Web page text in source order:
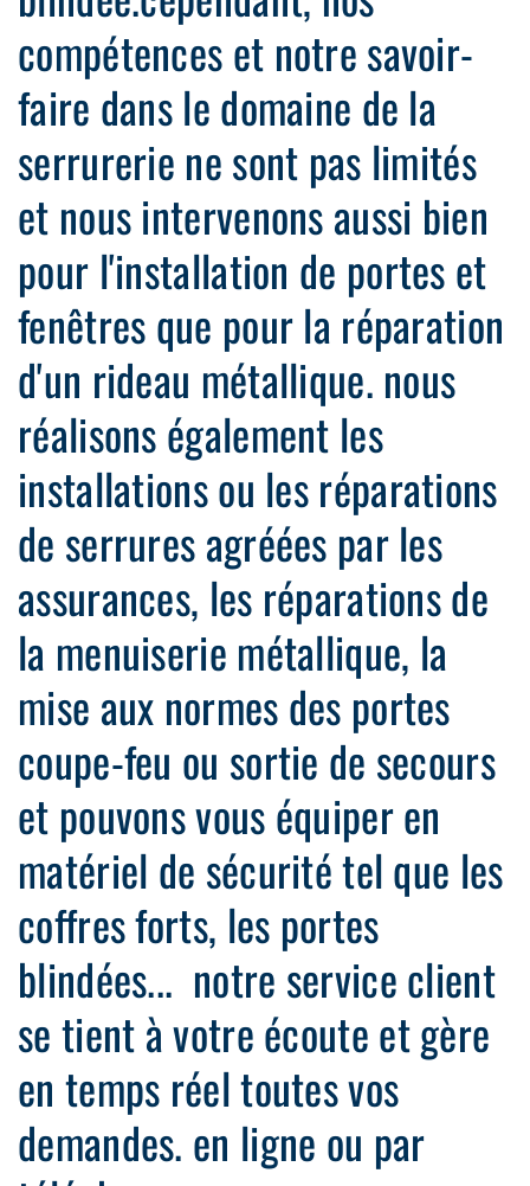
compétences et notre savoir-
faire dans le domaine de la
serrurerie ne sont pas limités
et nous intervenons aussi bien
pour l'installation de portes et
fenêtres que pour la réparation
d'un rideau métallique. nous
réalisons également les
installations ou les réparations
de serrures agréées par les
assurances, les réparations de
la menuiserie métallique, la
mise aux normes des portes
coupe-feu ou sortie de secours
et pouvons vous équiper en
matériel de sécurité tel que les
coffres forts, les portes
blindées... notre service client
se tient à votre écoute et gère
en temps réel toutes vos
demandes. en ligne ou par